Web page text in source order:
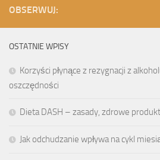
OBSERWUJ:
OSTATNIE WPISY
Korzyści płynące z rezygnacji z
oszczędności
Dieta DASH – zasady, zdrowe
Jak odchudzanie wpływa na cykl